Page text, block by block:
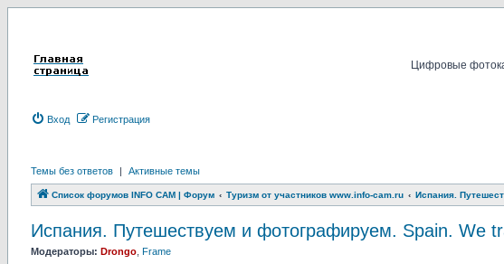
Цифровые
Вход Регистрация
Темы без ответов | Активные темы
Список форумов INFO CAM | Форум Туризм от участников www.info-cam.ru Испания.
Испания. Путешествуем и фотографируем. Spain. We
Модераторы: Drongo Frame